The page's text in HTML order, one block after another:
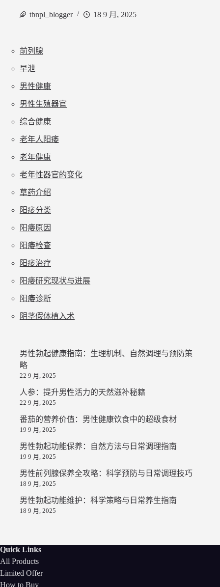
tbnpl_blogger 18 9 月, 2025
前列腺
早泄
男性健康
男性生殖器官
综合健康
老年人阳痿
老年健康
老年性器官的变化
草药介绍
阳痿分类
阳痿原因
阳痿检查
阳痿治疗
阳痿研究现状与进展
阳痿诊断
阴茎假体植入术
男性勃起健康指南：生理机制、自然调理与预防策
略
22 9 月, 2025
人参：提升男性活力的天然滋补秘籍
22 9 月, 2025
番茄的营养价值：男性健康饮食中的超级食材
19 9 月, 2025
男性勃起功能保养：自然方法与日常调理指南
19 9 月, 2025
男性前列腺保养全攻略：科学预防与日常调理技巧
18 9 月, 2025
男性勃起功能维护：科学策略与日常养生指南
18 9 月, 2025
Quick Links
All Products
Limited Offer
How to Buy